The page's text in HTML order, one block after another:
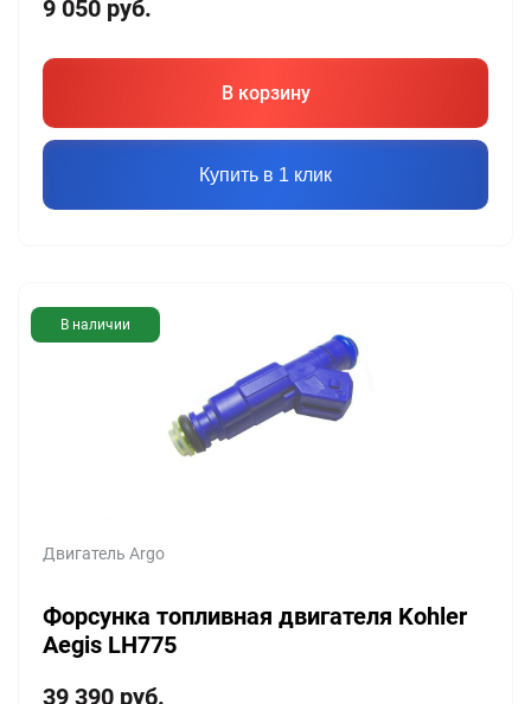
9 050 руб.
В корзину
Купить в 1 клик
В наличии
Двигатель Argo
Форсунка топливная двигателя Kohler
Aegis LH775
39 390 руб.